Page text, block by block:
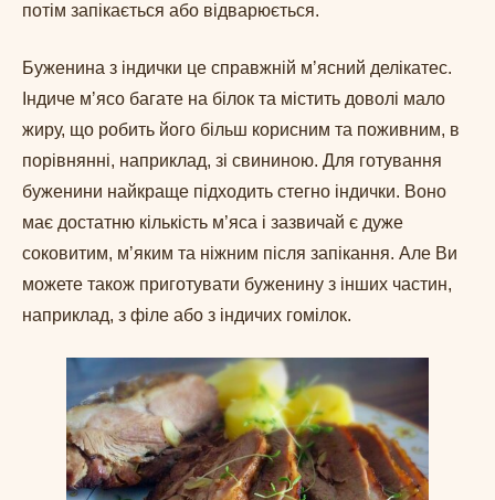
потім запікається або відварюється.
Буженина з індички це справжній мʼясний делікатес.
Індиче мʼясо багате на білок та містить доволі мало
жиру, що робить його більш корисним та поживним, в
порівнянні, наприклад, зі свининою. Для готування
буженини найкраще підходить стегно індички. Воно
має достатню кількість м’яса і зазвичай є дуже
соковитим, мʼяким та ніжним після запікання. Але Ви
можете також приготувати буженину з інших частин,
наприклад, з філе або з індичих гомілок.